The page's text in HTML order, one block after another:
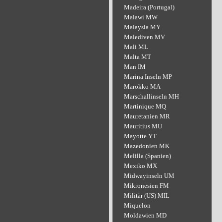
Madeira (Portugal)
Malawi MW
Malaysia MY
Malediven MV
Mali ML
Malta MT
Man IM
Marina Inseln MP
Marokko MA
Marschallinseln MH
Martinique MQ
Mauretanien MR
Mauritius MU
Mayotte YT
Mazedonien MK
Melilla (Spanien)
Mexiko MX
Midwayinseln UM
Mikronesien FM
Militär (US) MIL
Miquelon
Moldawien MD